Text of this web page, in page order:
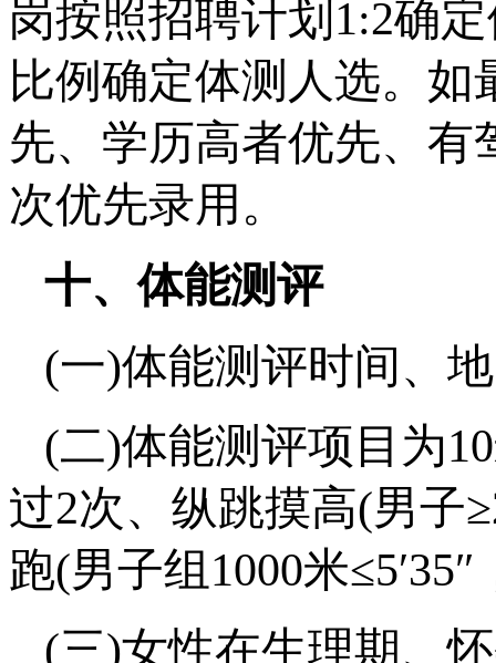
岗按照招聘计划1:2确
比例确定体测人选。
先、学历高者优先、有
次优先录用。
十、体能测评
(一)体能测评时间、
(二)体能测评项目为
过2次、纵跳摸高(男子
跑(男子组1000米
(三)女性在生理期、